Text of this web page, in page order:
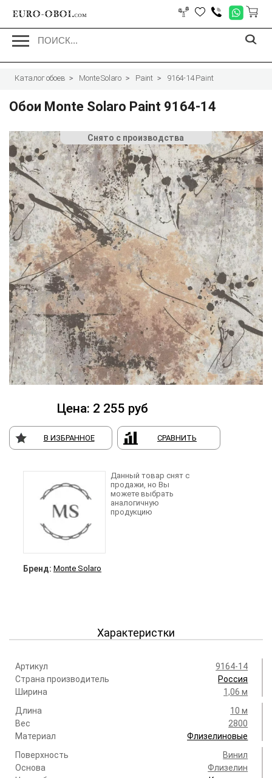
EURO-OBOI.com
Каталог обоев Monte Solaro Paint 9164-14 Paint
Обои Monte Solaro Paint 9164-14
Цена: 2 255 руб
В ИЗБРАННОЕ СРАВНИТЬ
Бренд: Monte Solaro
Данный товар снят с
продажи, но Вы
можете выбрать
аналогичную
продукцию
Характеристки
Артикул
9164-14
Страна производитель
Россия
Ширина
1,06 м
Длина
10 м
Вес
2800
Материал
Флизелиновые
Поверхность
Винил
Основа
Флизелин